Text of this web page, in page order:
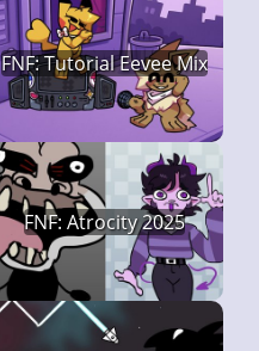
FNF: Tutorial Eevee Mix
FNF: Atrocity 2025